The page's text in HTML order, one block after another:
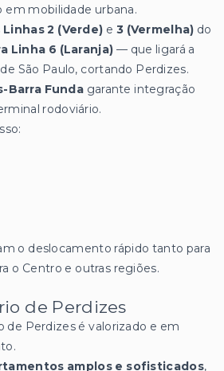
em mobilidade urbana.
Linhas 2 (Verde) e 3 (Vermelha) do
Linha 6 (Laranja) — que ligará a
São Paulo, cortando Perdizes.
Barra Funda garante integração
rodoviário.
o deslocamento rápido tanto para
o Centro e outras regiões.
de Perdizes
de Perdizes é valorizado e em
amplos e sofisticados,